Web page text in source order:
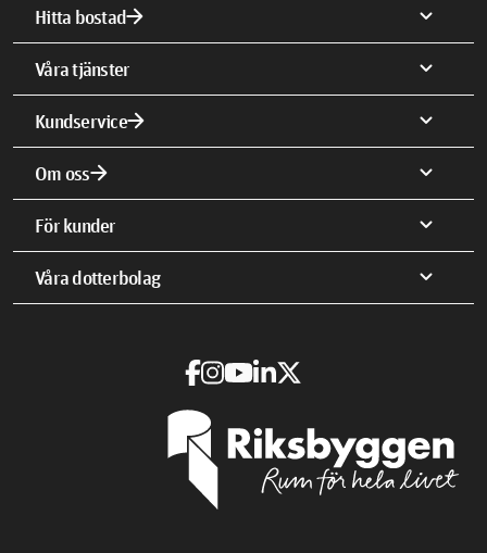
Hitta bostadarrow_forward expand_more
Våra tjänster expand_more
Kundservicearrow_forward expand_more
Om ossarrow_forward expand_more
För kunder expand_more
Våra dotterbolag expand_more